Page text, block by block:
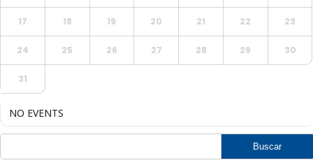
17 18 19 20 21 22 23
24 25 26 27 28 29 30
31
NO EVENTS